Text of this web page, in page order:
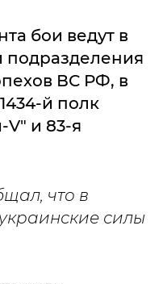
бои ведут в
подразделения
ВС РФ, в
й полк
V" и 83-я
что в
украинские силы